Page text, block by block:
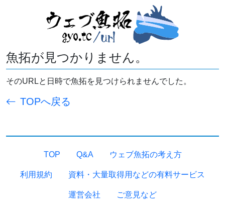
魚拓が見つかりません。
そのURLと日時で魚拓を見つけられませんでした。
TOPへ戻る
TOP Q&A ウェブ魚拓の考え方
利用規約 資料・大量取得用などの有料サービス
運営会社 ご意見など